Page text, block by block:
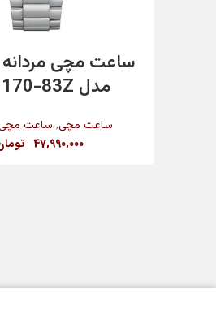
مقاومت در برابر آب
رنگ بند
قطر قاب
افزودن به سبد خریدساعت مچی
مدل NJ0170-83Z
ساعت مچی, ساعت مچی
47,990,000